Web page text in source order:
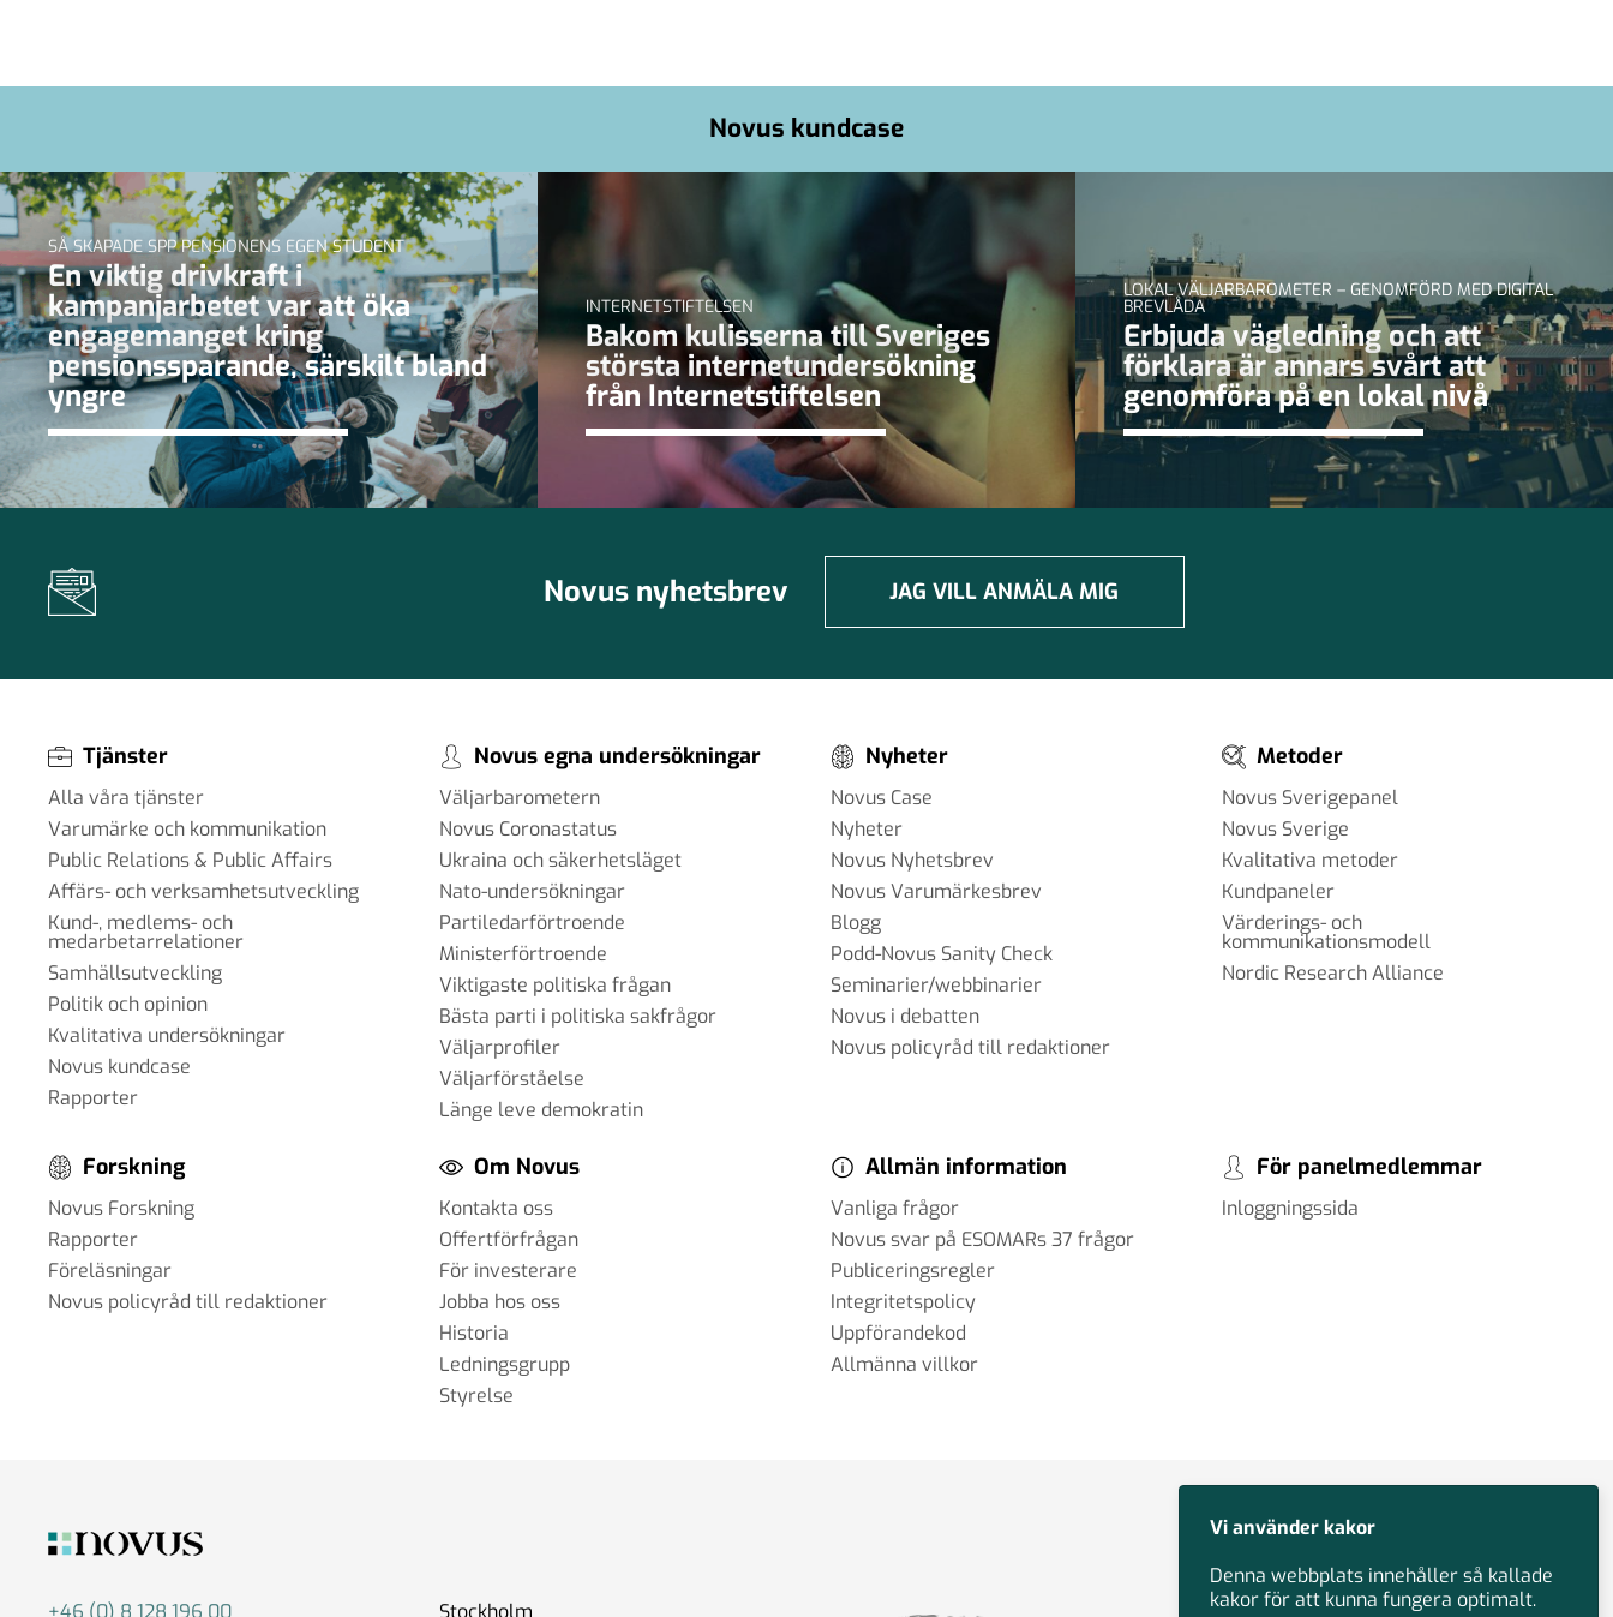
Novus kundcase
SÅ SKAPADE SPP PENSIONENS EGEN STUDENT
En viktig drivkraft i
kampanjarbetet var att öka
engagemanget kring
pensionssparande, särskilt bland
yngre
INTERNETSTIFTELSEN
Bakom kulisserna till Sveriges
största internetundersökning
från Internetstiftelsen
LOKAL VÄLJARBAROMETER – GENOMFÖRD MED DIGITAL
BREVLÅDA
Erbjuda vägledning och att
förklara är annars svårt att
genomföra på en lokal nivå
Novus nyhetsbrev JAG VILL ANMÄLA MIG
Tjänster
Alla våra tjänster
Varumärke och kommunikation
Public Relations & Public Affairs
Affärs- och verksamhetsutveckling
Kund-, medlems- och
medarbetarrelationer
Samhällsutveckling
Politik och opinion
Kvalitativa undersökningar
Novus kundcase
Rapporter
Novus egna undersökningar
Väljarbarometern
Novus Coronastatus
Ukraina och säkerhetsläget
Nato-undersökningar
Partiledarförtroende
Ministerförtroende
Viktigaste politiska frågan
Bästa parti i politiska sakfrågor
Väljarprofiler
Väljarförståelse
Länge leve demokratin
Nyheter
Novus Case
Nyheter
Novus Nyhetsbrev
Novus Varumärkesbrev
Blogg
Podd-Novus Sanity Check
Seminarier/webbinarier
Novus i debatten
Novus policyråd till redaktioner
Metoder
Novus Sverigepanel
Novus Sverige
Kvalitativa metoder
Kundpaneler
Värderings- och
kommunikationsmodell
Nordic Research Alliance
Forskning
Novus Forskning
Rapporter
Föreläsningar
Novus policyråd till redaktioner
Om Novus
Kontakta oss
Offertförfrågan
För investerare
Jobba hos oss
Historia
Ledningsgrupp
Styrelse
Allmän information
Vanliga frågor
Novus svar på ESOMARs 37 frågor
Publiceringsregler
Integritetspolicy
Uppförandekod
Allmänna villkor
För panelmedlemmar
Inloggningssida
+46 (0) 8 128 196 00 Stockholm
Vi använder kakor
Denna webbplats innehåller så kallade
kakor för att kunna fungera optimalt.